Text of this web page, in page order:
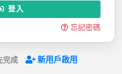
登入
忘記密碼
完成 新用戶啟用